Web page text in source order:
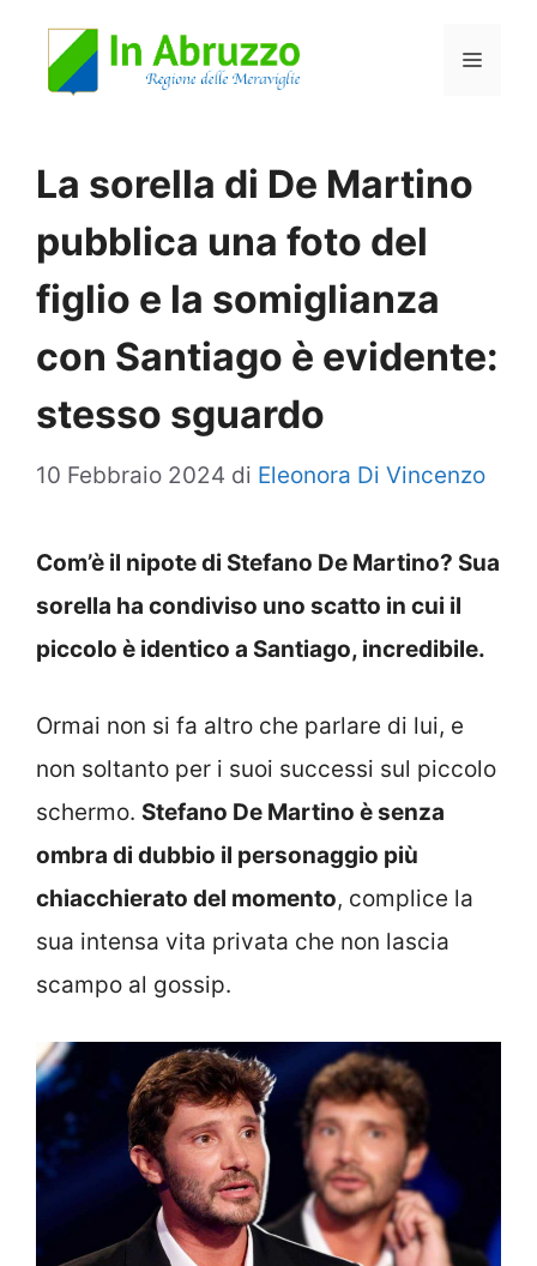
Menu
La sorella di De Martino
pubblica una foto del
figlio e la somiglianza
con Santiago è evidente:
stesso sguardo
10 Febbraio 2024 di Eleonora Di Vincenzo
Com’è il nipote di Stefano De Martino? Sua
sorella ha condiviso uno scatto in cui il
piccolo è identico a Santiago, incredibile.
Ormai non si fa altro che parlare di lui, e
non soltanto per i suoi successi sul piccolo
schermo. Stefano De Martino è senza
ombra di dubbio il personaggio più
chiacchierato del momento, complice la
sua intensa vita privata che non lascia
scampo al gossip.